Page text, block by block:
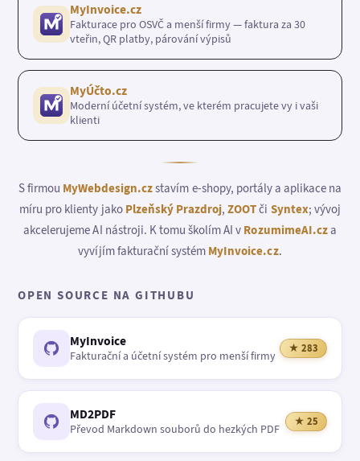
MyInvoice.cz
Fakturace pro OSVČ a menší firmy — faktura za 30
vteřin, QR platby, párování výpisů
MyÚčto.cz
Moderní účetní systém, ve kterém pracujete vy i vaši
klienti
S firmou MyWebdesign.czstavím e-shopy, portály a aplikace na
míru pro klienty jako Plzeňský Prazdroj,ZOOTči Syntex; vývoj
akcelerujeme AI nástroji. K tomu školím AI v RozumimeAI.cza
vyvíjím fakturační systém MyInvoice.cz.
OPEN SOURCE NA GITHUBU
MyInvoice
Fakturační a účetní systém pro menší firmy
★ 283
MD2PDF
Převod Markdown souborů do hezkých PDF
★ 25